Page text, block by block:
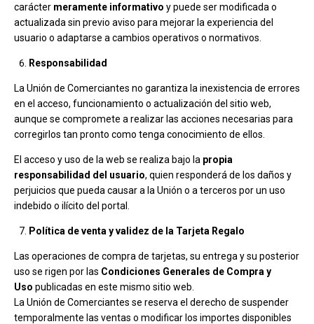
carácter meramente informativo y puede ser modificada o
actualizada sin previo aviso para mejorar la experiencia del
usuario o adaptarse a cambios operativos o normativos.
Responsabilidad
La Unión de Comerciantes no garantiza la inexistencia de errores
en el acceso, funcionamiento o actualización del sitio web,
aunque se compromete a realizar las acciones necesarias para
corregirlos tan pronto como tenga conocimiento de ellos.
El acceso y uso de la web se realiza bajo la propia
responsabilidad del usuario, quien responderá de los daños y
perjuicios que pueda causar a la Unión o a terceros por un uso
indebido o ilícito del portal.
Política de venta y validez de la Tarjeta Regalo
Las operaciones de compra de tarjetas, su entrega y su posterior
uso se rigen por las Condiciones Generales de Compra y
Uso publicadas en este mismo sitio web.
La Unión de Comerciantes se reserva el derecho de suspender
temporalmente las ventas o modificar los importes disponibles